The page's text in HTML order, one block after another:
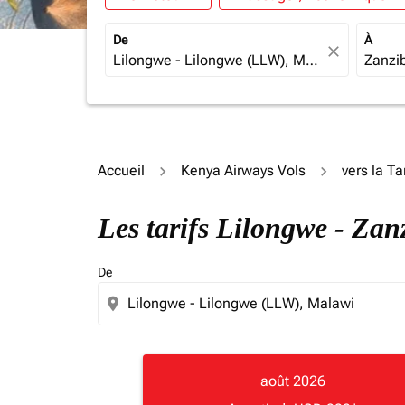
De
close
À
Accueil Kenya Airways Vols vers la
Les tarifs Lilongwe -
De
location_on
août 2026